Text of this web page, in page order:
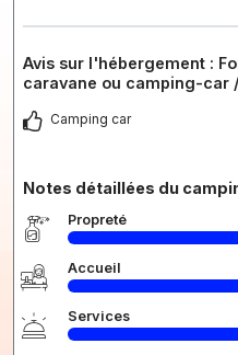
Avis sur l'hébergement :
caravane ou camping-car
Camping car
Notes détaillées du
Propreté
Accueil
Services